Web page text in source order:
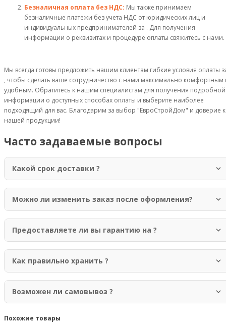
Безналичная оплата без НДС: Мы также принимаем
безналичные платежи без учета НДС от юридических лиц и
индивидуальных предпринимателей за . Для получения
информации о реквизитах и процедуре оплаты свяжитесь с нами.
Мы всегда готовы предложить нашим клиентам гибкие условия оплаты
, чтобы сделать ваше сотрудничество с нами максимально комфортным
удобным. Обратитесь к нашим специалистам для получения подробной
информации о доступных способах оплаты и выберите наиболее
подходящий для вас. Благодарим за выбор "ЕвроСтройДом" и доверие к
нашей продукции!
Часто задаваемые вопросы
Какой срок доставки ?
рабочих дней.
Можно ли изменить заказ после оформления?
Предоставляете ли вы гарантию на ?
материалов.
Как правильно хранить ?
Изделия должны располагаться на ровной поверхности.
Возможен ли самовывоз ?
Новомосковский административный округ, район Коммунарка, улица
Похожие товары